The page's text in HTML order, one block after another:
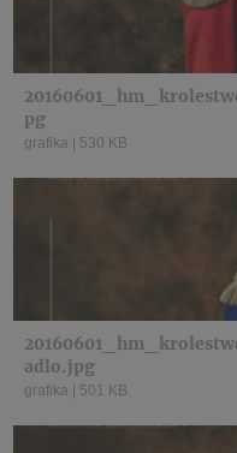
pg
grafika 530 KB
adlo.jpg
grafika 501 KB